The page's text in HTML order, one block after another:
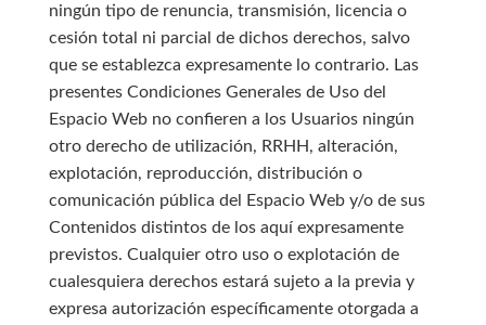
ningún tipo de renuncia, transmisión, licencia o
cesión total ni parcial de dichos derechos, salvo
que se establezca expresamente lo contrario. Las
presentes Condiciones Generales de Uso del
Espacio Web no confieren a los Usuarios ningún
otro derecho de utilización, RRHH, alteración,
explotación, reproducción, distribución o
comunicación pública del Espacio Web y/o de sus
Contenidos distintos de los aquí expresamente
previstos. Cualquier otro uso o explotación de
cualesquiera derechos estará sujeto a la previa y
expresa autorización específicamente otorgada a